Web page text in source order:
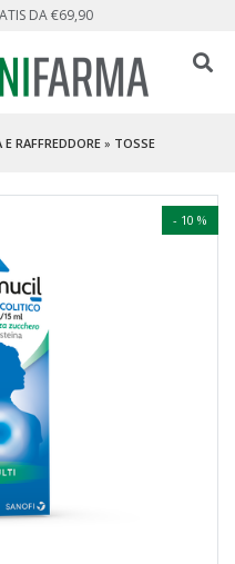
DA €69,90
RAFFREDDORE » TOSSE
- 10 %